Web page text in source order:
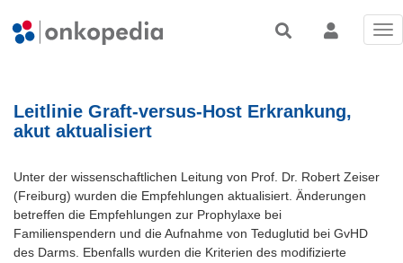
Leitlinie Graft-versus-Host Erkrankung,
akut aktualisiert
Unter der wissenschaftlichen Leitung von Prof. Dr. Robert Zeiser
(Freiburg) wurden die Empfehlungen aktualisiert. Änderungen
betreffen die Empfehlungen zur Prophylaxe bei
Familienspendern und die Aufnahme von Teduglutid bei GvHD
des Darms. Ebenfalls wurden die Kriterien des modifizierte